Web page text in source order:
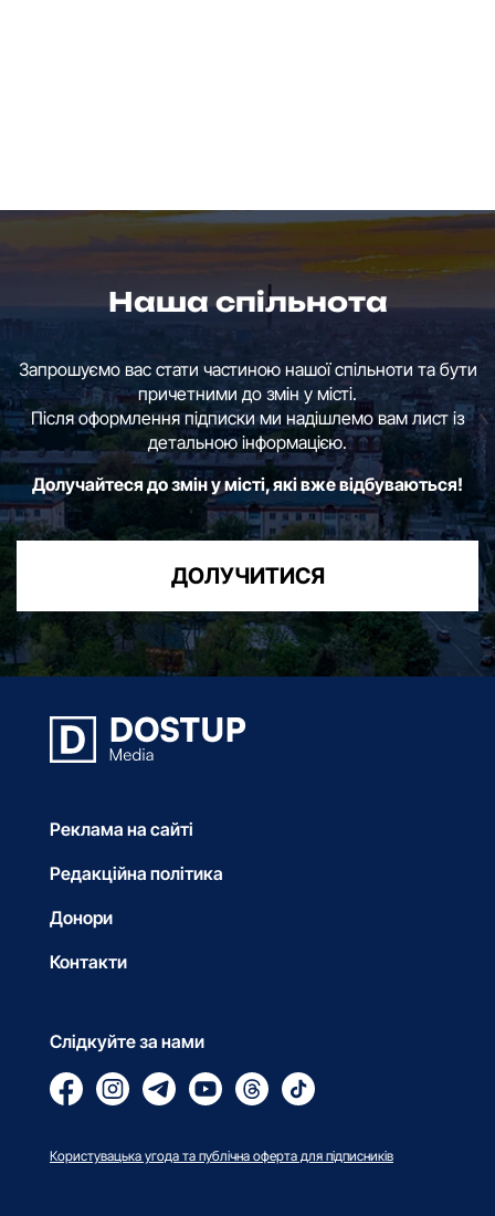
Наша спільнота
Запрошуємо вас стати частиною нашої спільноти та бути
причетними до змін у місті.
Після оформлення підписки ми надішлемо вам лист із
детальною інформацією.
Долучайтеся до змін у місті, які вже відбуваються!
ДОЛУЧИТИСЯ
Реклама на сайті
Редакційна політика
Донори
Контакти
Слідкуйте за нами
Користувацька угода та публічна оферта для підписників